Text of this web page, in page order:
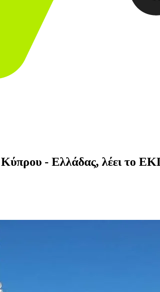
Κύπρου - Ελλάδας, λέει το